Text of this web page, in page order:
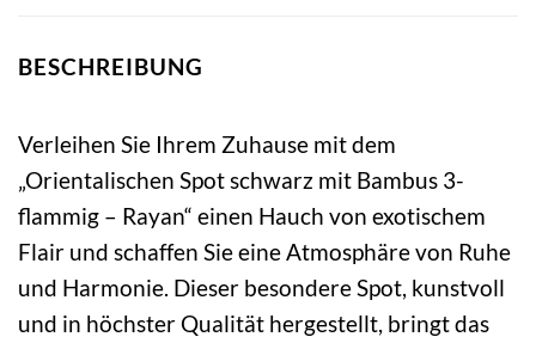
BESCHREIBUNG
Verleihen Sie Ihrem Zuhause mit dem
„Orientalischen Spot schwarz mit Bambus 3-
flammig – Rayan“ einen Hauch von exotischem
Flair und schaffen Sie eine Atmosphäre von Ruhe
und Harmonie. Dieser besondere Spot, kunstvoll
und in höchster Qualität hergestellt, bringt das